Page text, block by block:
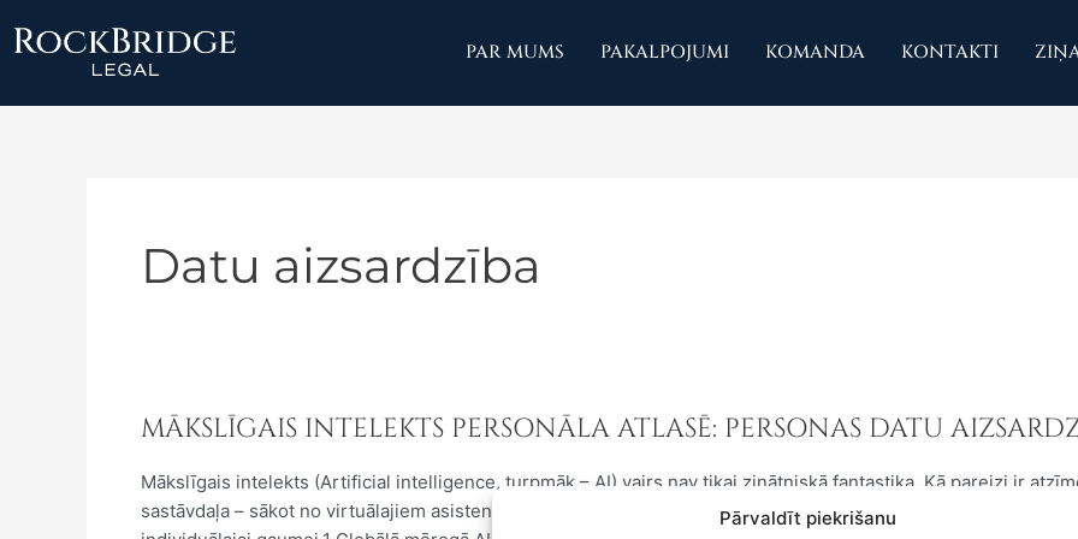
Pārvaldīt piekrišanu
PAR MUMS PAKALPOJUMI KOMANDA KONTAKTI
Datu aizsardzība
MĀKSLĪGAIS INTELEKTS PERSONĀLA ATLASĒ: PERSONAS DATU
Mākslīgais intelekts (Artificial intelligence, turpmāk – AI) vairs nav tikai zinātniskā fantastika. Kā pareizi ir
sastāvdaļa – sākot no virtuālajiem asistentiem ikdienas darbu organizēšanai līdz viedtālruņu aplikācijām, kas
MĀKSLĪGAIS
PERSONĀLA
ATLASĒ: